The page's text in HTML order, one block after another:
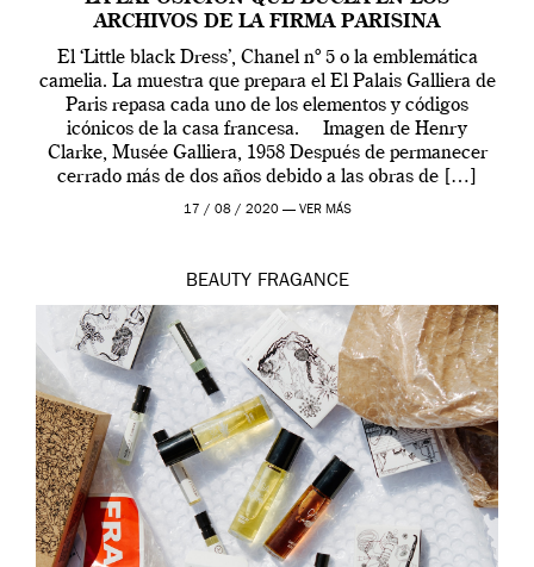
ARCHIVOS DE LA FIRMA PARISINA
El ‘Little black Dress’, Chanel nº 5 o la emblemática
camelia. La muestra que prepara el El Palais Galliera de
Paris repasa cada uno de los elementos y códigos
icónicos de la casa francesa. Imagen de Henry
Clarke, Musée Galliera, 1958 Después de permanecer
cerrado más de dos años debido a las obras de […]
17 / 08 / 2020 — VER MÁS
BEAUTY FRAGANCE